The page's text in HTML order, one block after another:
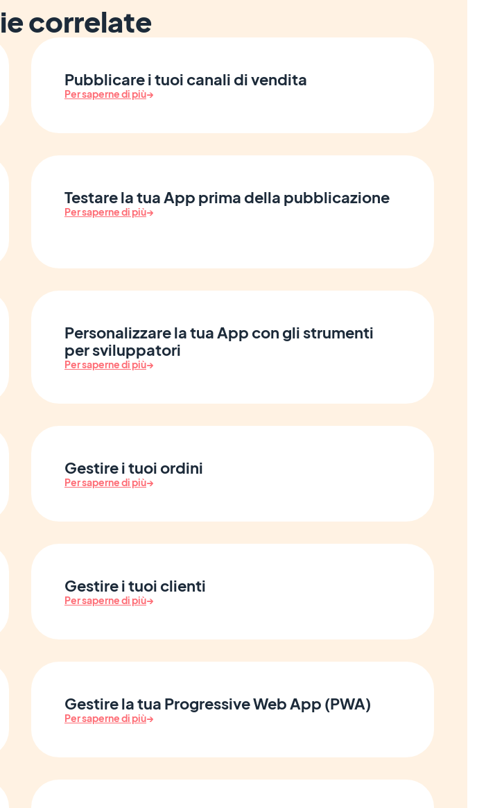
correlate
Pubblicare i tuoi canali di vendita
Per saperne di più→
Testare la tua App prima della pubblicazione
Per saperne di più→
Personalizzare la tua App con gli strumenti
per sviluppatori
Per saperne di più→
Gestire i tuoi ordini
Per saperne di più→
Gestire i tuoi clienti
Per saperne di più→
Gestire la tua Progressive Web App (PWA)
Per saperne di più→